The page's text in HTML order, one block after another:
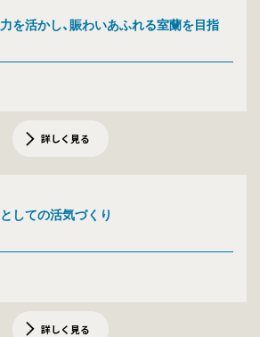
を活かし、賑わいあふれる室蘭を目指
詳しく見る
しての活気づくり
詳しく見る